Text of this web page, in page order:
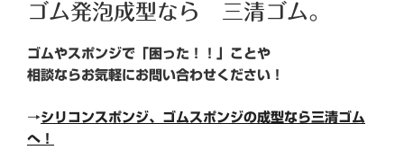
ゴム発泡成型なら 三清ゴム。
ゴムやスポンジで「困った！！」ことや
相談ならお気軽にお問い合わせください！
→シリコンスポンジ、ゴムスポンジの成型なら三清ゴム
へ！